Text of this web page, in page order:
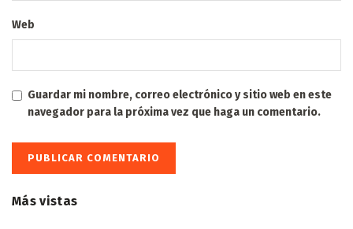
Web
Guardar mi nombre, correo electrónico y sitio web en este
navegador para la próxima vez que haga un comentario.
Más vistas